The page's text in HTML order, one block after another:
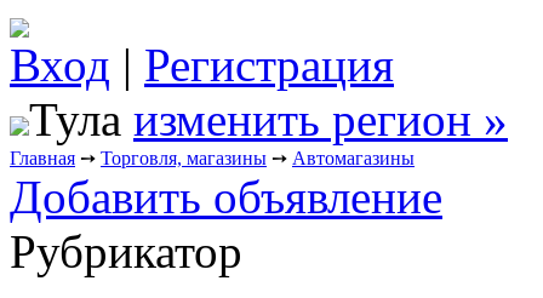
Вход | Регистрация
Тула изменить регион »
Главная ➙ Торговля, магазины ➙ Автомагазины
Добавить объявление
Рубрикатор